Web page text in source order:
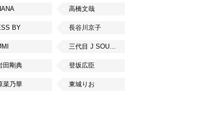
高橋文哉
BY 長谷川京子
三代目 J SOUL BROTHERS from EXILE TRIBE
田剛典 登坂広臣
菜乃華 東城りお